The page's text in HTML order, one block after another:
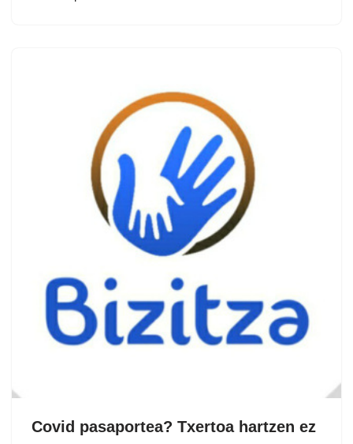
Covid pasaportea? Txertoa hartzen ez